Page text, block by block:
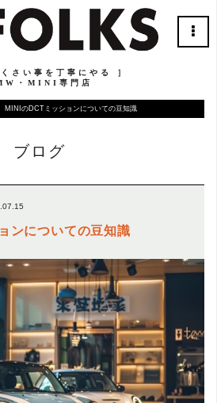
さい事を丁寧にやる ］
・MINI専門店
MINIのDCTミッションについての豆知識
ブログ
ンについての豆知識